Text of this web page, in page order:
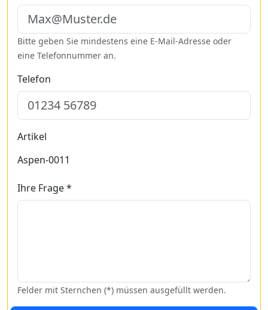
Bitte geben Sie mindestens eine E-Mail-Adresse oder
eine Telefonnummer an.
Telefon
Artikel
Aspen-0011
Ihre Frage *
Felder mit Sternchen (*) müssen ausgefüllt werden.